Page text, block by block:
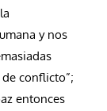
y nos
conflicto”;
entonces